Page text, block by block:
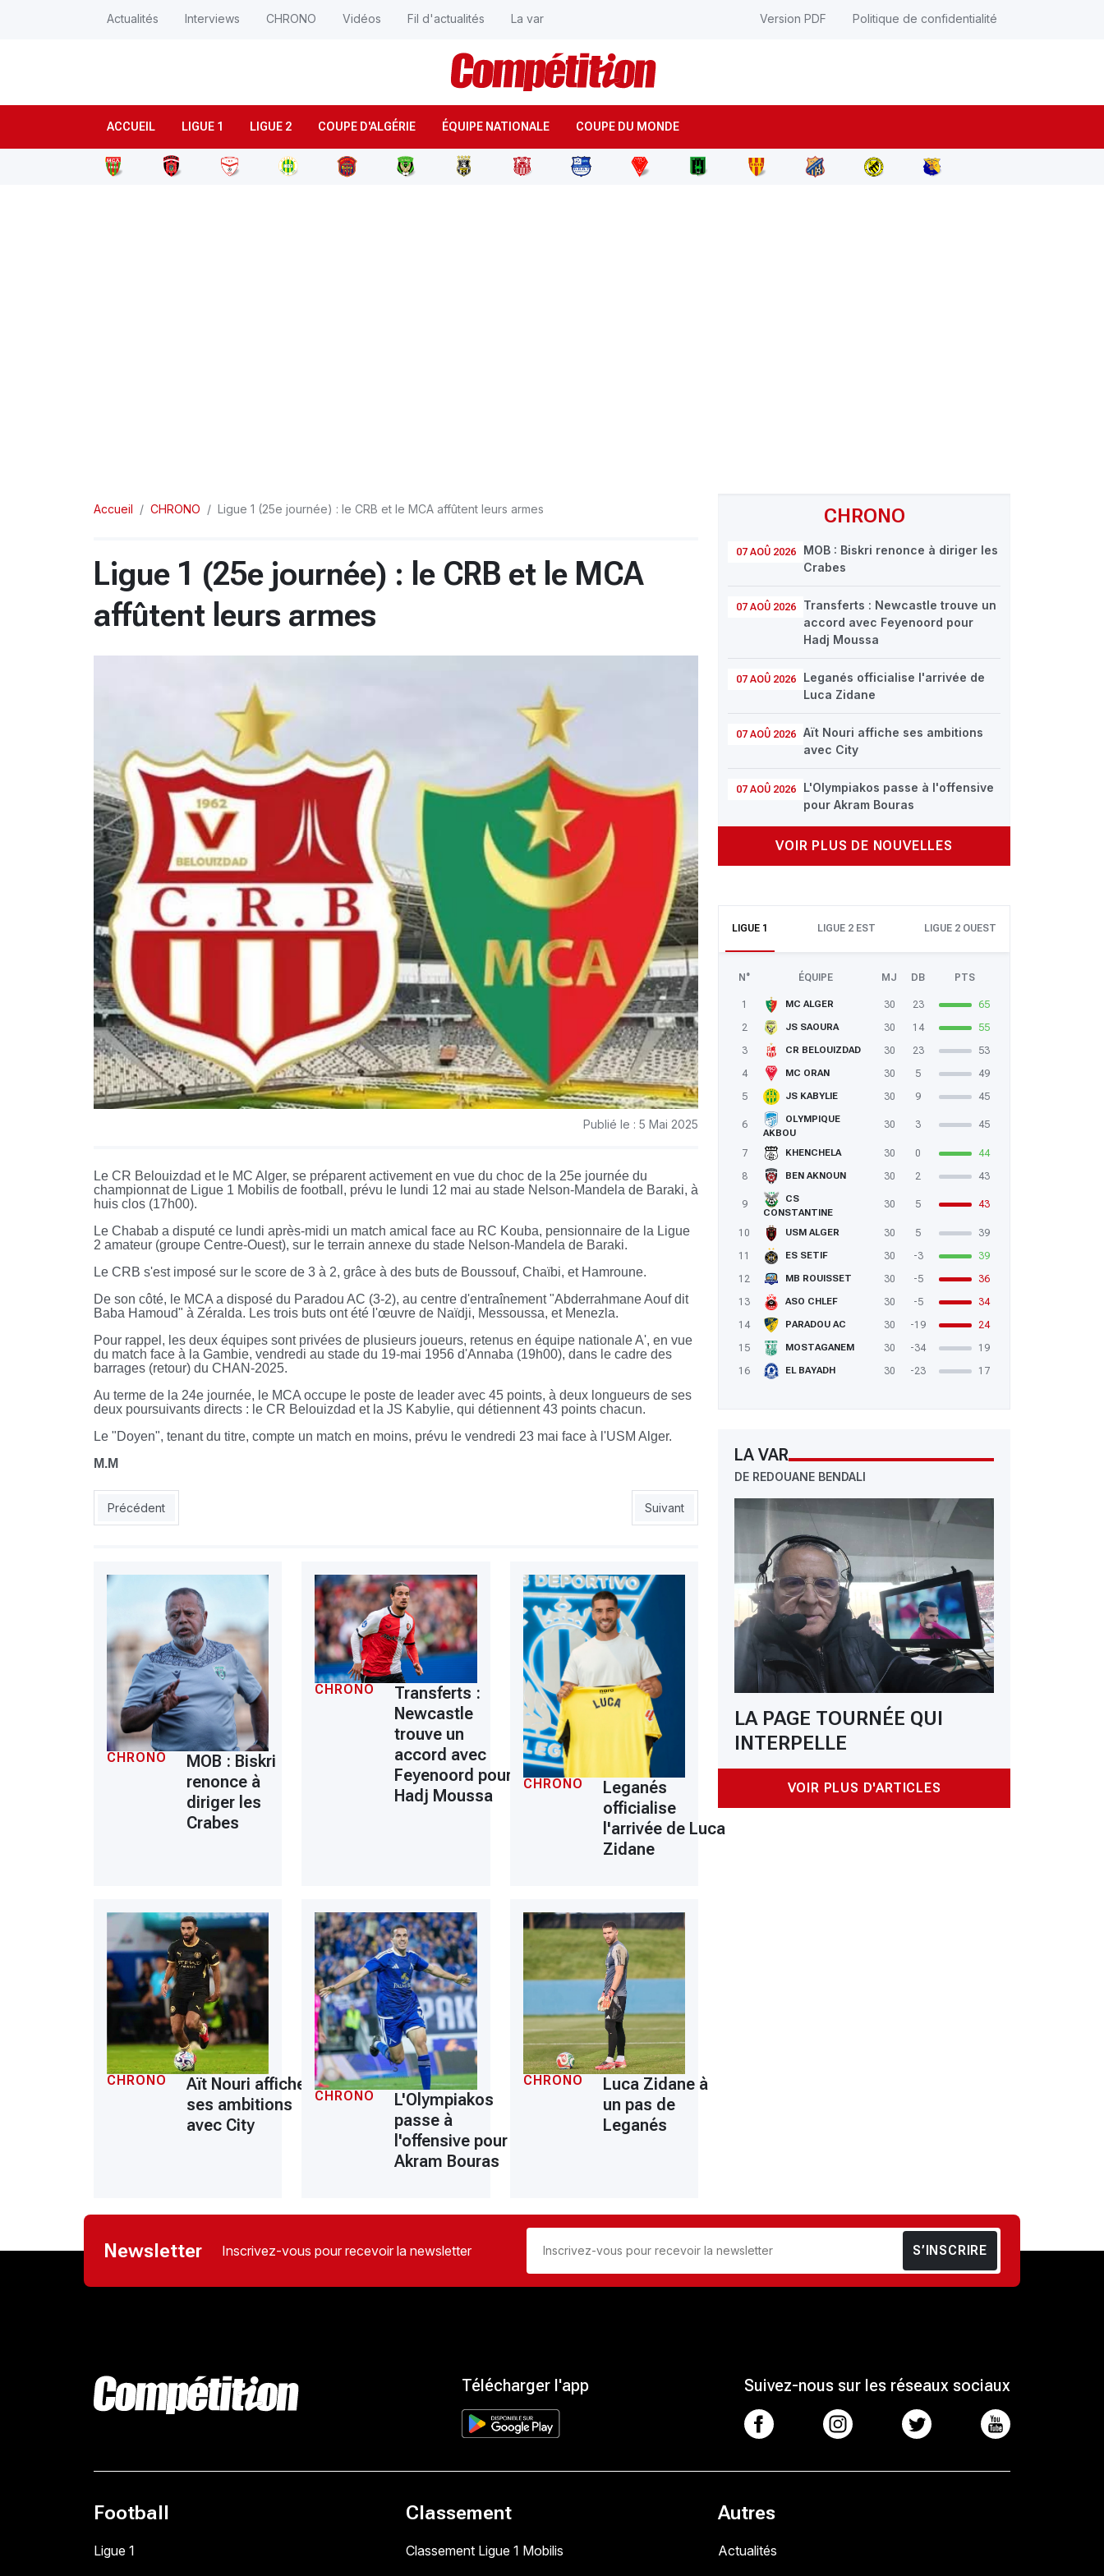
ACCUEIL LIGUE 1 LIGUE 2 COUPE D'ALGÉRIE ÉQUIPE NATIONALE COUPE DU MONDE
Actualités Interviews CHRONO Vidéos Fil d'actualités La var Version PDF Politique de confidentialité
CHRONO
07 AOÛ 2026
MOB : Biskri renonce à diriger les
Crabes
07 AOÛ 2026
Transferts : Newcastle trouve un
accord avec Feyenoord pour
Hadj Moussa
07 AOÛ 2026
Leganés officialise l'arrivée de
Luca Zidane
07 AOÛ 2026
Aït Nouri affiche ses ambitions
avec City
07 AOÛ 2026
L'Olympiakos passe à l'offensive
pour Akram Bouras
VOIR PLUS DE NOUVELLES
LIGUE 1 LIGUE 2 EST LIGUE 2 OUEST
N° ÉQUIPE MJ DB PTS
1 MC ALGER 30 23
65
2
JS SAOURA 30 14
55
3
CR BELOUIZDAD 30 23
53
4
MC ORAN 30 5
49
5
JS KABYLIE 30 9 45
6
OLYMPIQUE
AKBOU
30 3 45
7 KHENCHELA 30 0
44
8
BEN AKNOUN 30 2 43
9
CS
CONSTANTINE
30 5 43
10 USM ALGER 30 5
39
11
ES SETIF 30 -3
39
12
MB ROUISSET 30 -5
36
13
ASO CHLEF 30 -5
34
14
PARADOU AC 30 -19
24
15
MOSTAGANEM 30 -34
19
16
EL BAYADH 30 -23 17
LA VAR
DE REDOUANE BENDALI
LA PAGE TOURNÉE QUI
INTERPELLE
VOIR PLUS D'ARTICLES
Accueil CHRONO Ligue 1 (25e journée) : le CRB et le MCA affûtent leurs armes
Ligue 1 (25e journée) : le CRB et le MCA
affûtent leurs armes
Publié le : 5 Mai 2025
Le CR Belouizdad et le MC Alger, se préparent activement en vue du choc de la 25e journée du
championnat de Ligue 1 Mobilis de football, prévu le lundi 12 mai au stade Nelson-Mandela de Baraki, à
huis clos (17h00).
Le Chabab a disputé ce lundi après-midi un match amical face au RC Kouba, pensionnaire de la Ligue
2 amateur (groupe Centre-Ouest), sur le terrain annexe du stade Nelson-Mandela de Baraki.
Le CRB s'est imposé sur le score de 3 à 2, grâce à des buts de Boussouf, Chaïbi, et Hamroune.
De son côté, le MCA a disposé du Paradou AC (3-2), au centre d'entraînement "Abderrahmane Aouf dit
Baba Hamoud" à Zéralda. Les trois buts ont été l'œuvre de Naïdji, Messoussa, et Menezla.
Pour rappel, les deux équipes sont privées de plusieurs joueurs, retenus en équipe nationale A', en vue
du match face à la Gambie, vendredi au stade du 19-mai 1956 d'Annaba (19h00), dans le cadre des
barrages (retour) du CHAN-2025.
Au terme de la 24e journée, le MCA occupe le poste de leader avec 45 points, à deux longueurs de ses
deux poursuivants directs : le CR Belouizdad et la JS Kabylie, qui détiennent 43 points chacun.
Le "Doyen", tenant du titre, compte un match en moins, prévu le vendredi 23 mai face à l'USM Alger.
M.M
Article précédent : Manchester City: Aït Nouri dans le viseur
Précédent Article suivant : USMA : Mohamed Lacet intégre le staff technique
Suivant
CHRONO
MOB : Biskri
renonce à
diriger les
Crabes
CHRONO
Transferts :
Newcastle
trouve un
accord avec
Feyenoord pour
Hadj Moussa
CHRONO
Leganés
officialise
l'arrivée de Luca
Zidane
CHRONO
Aït Nouri affiche
ses ambitions
avec City
CHRONO
L'Olympiakos
passe à
l'offensive pour
Akram Bouras
CHRONO
Luca Zidane à
un pas de
Leganés
Newsletter Inscrivez-vous pour recevoir la newsletter S’INSCRIRE
Télécharger l'app Suivez-nous sur les réseaux sociaux
Football
Ligue 1
Classement
Classement Ligue 1 Mobilis
Autres
Actualités